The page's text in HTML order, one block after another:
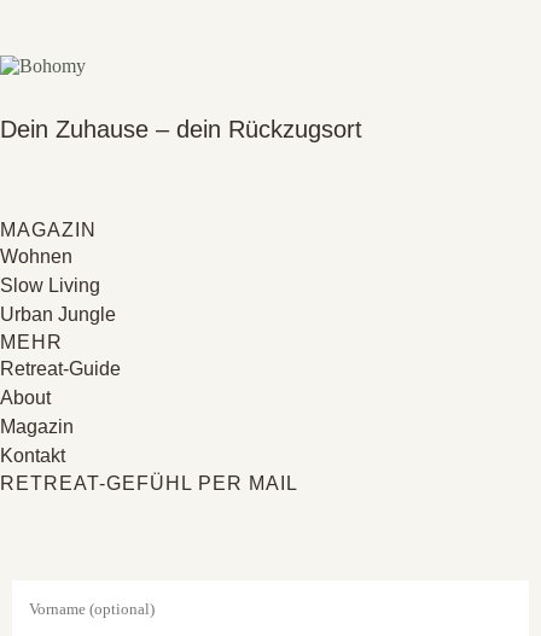
Dein Zuhause – dein Rückzugsort
MAGAZIN
Wohnen
Slow Living
Urban Jungle
MEHR
Retreat-Guide
About
Magazin
Kontakt
RETREAT-GEFÜHL PER MAIL